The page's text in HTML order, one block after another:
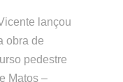
lançou
obra de
pedestre
Matos –